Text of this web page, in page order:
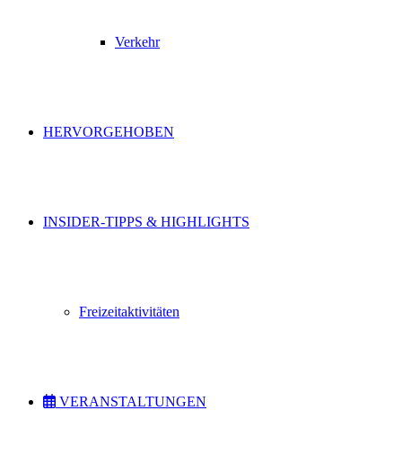
Verkehr
HERVORGEHOBEN
INSIDER-TIPPS & HIGHLIGHTS
Freizeitaktivitäten
VERANSTALTUNGEN